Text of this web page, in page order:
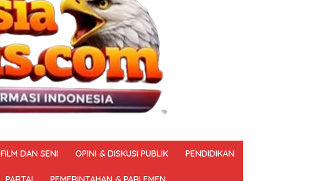
FILM DAN SENI OPINI & DISKUSI PUBLIK PENDIDIKAN